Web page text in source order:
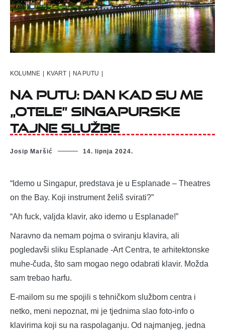
KOLUMNE | KVART | NA PUTU |
NA PUTU: DAN KAD SU ME
„OTELE” SINGAPURSKE
TAJNE SLUŽBE
Josip Maršić 14. lipnja 2024.
“Idemo u Singapur, predstava je u Esplanade – Theatres
on the Bay. Koji instrument želiš svirati?”
“Ah fuck, valjda klavir, ako idemo u Esplanade!”
Naravno da nemam pojma o sviranju klavira, ali
pogledavši sliku Esplanade -Art Centra, te arhitektonske
muhe-čuda, što sam mogao nego odabrati klavir. Možda
sam trebao harfu.
E-mailom su me spojili s tehničkom službom centra i
netko, meni nepoznat, mi je tjednima slao foto-info o
klavirima koji su na raspolaganju. Od najmanjeg, jedna